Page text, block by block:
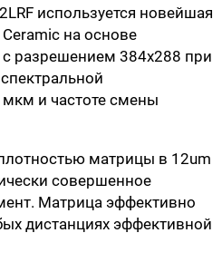
используется новейшая
на основе
разрешением 384х288 при
и частоте смены
матрицы в 12um
совершенное
Матрица эффективно
дистанциях эффективной